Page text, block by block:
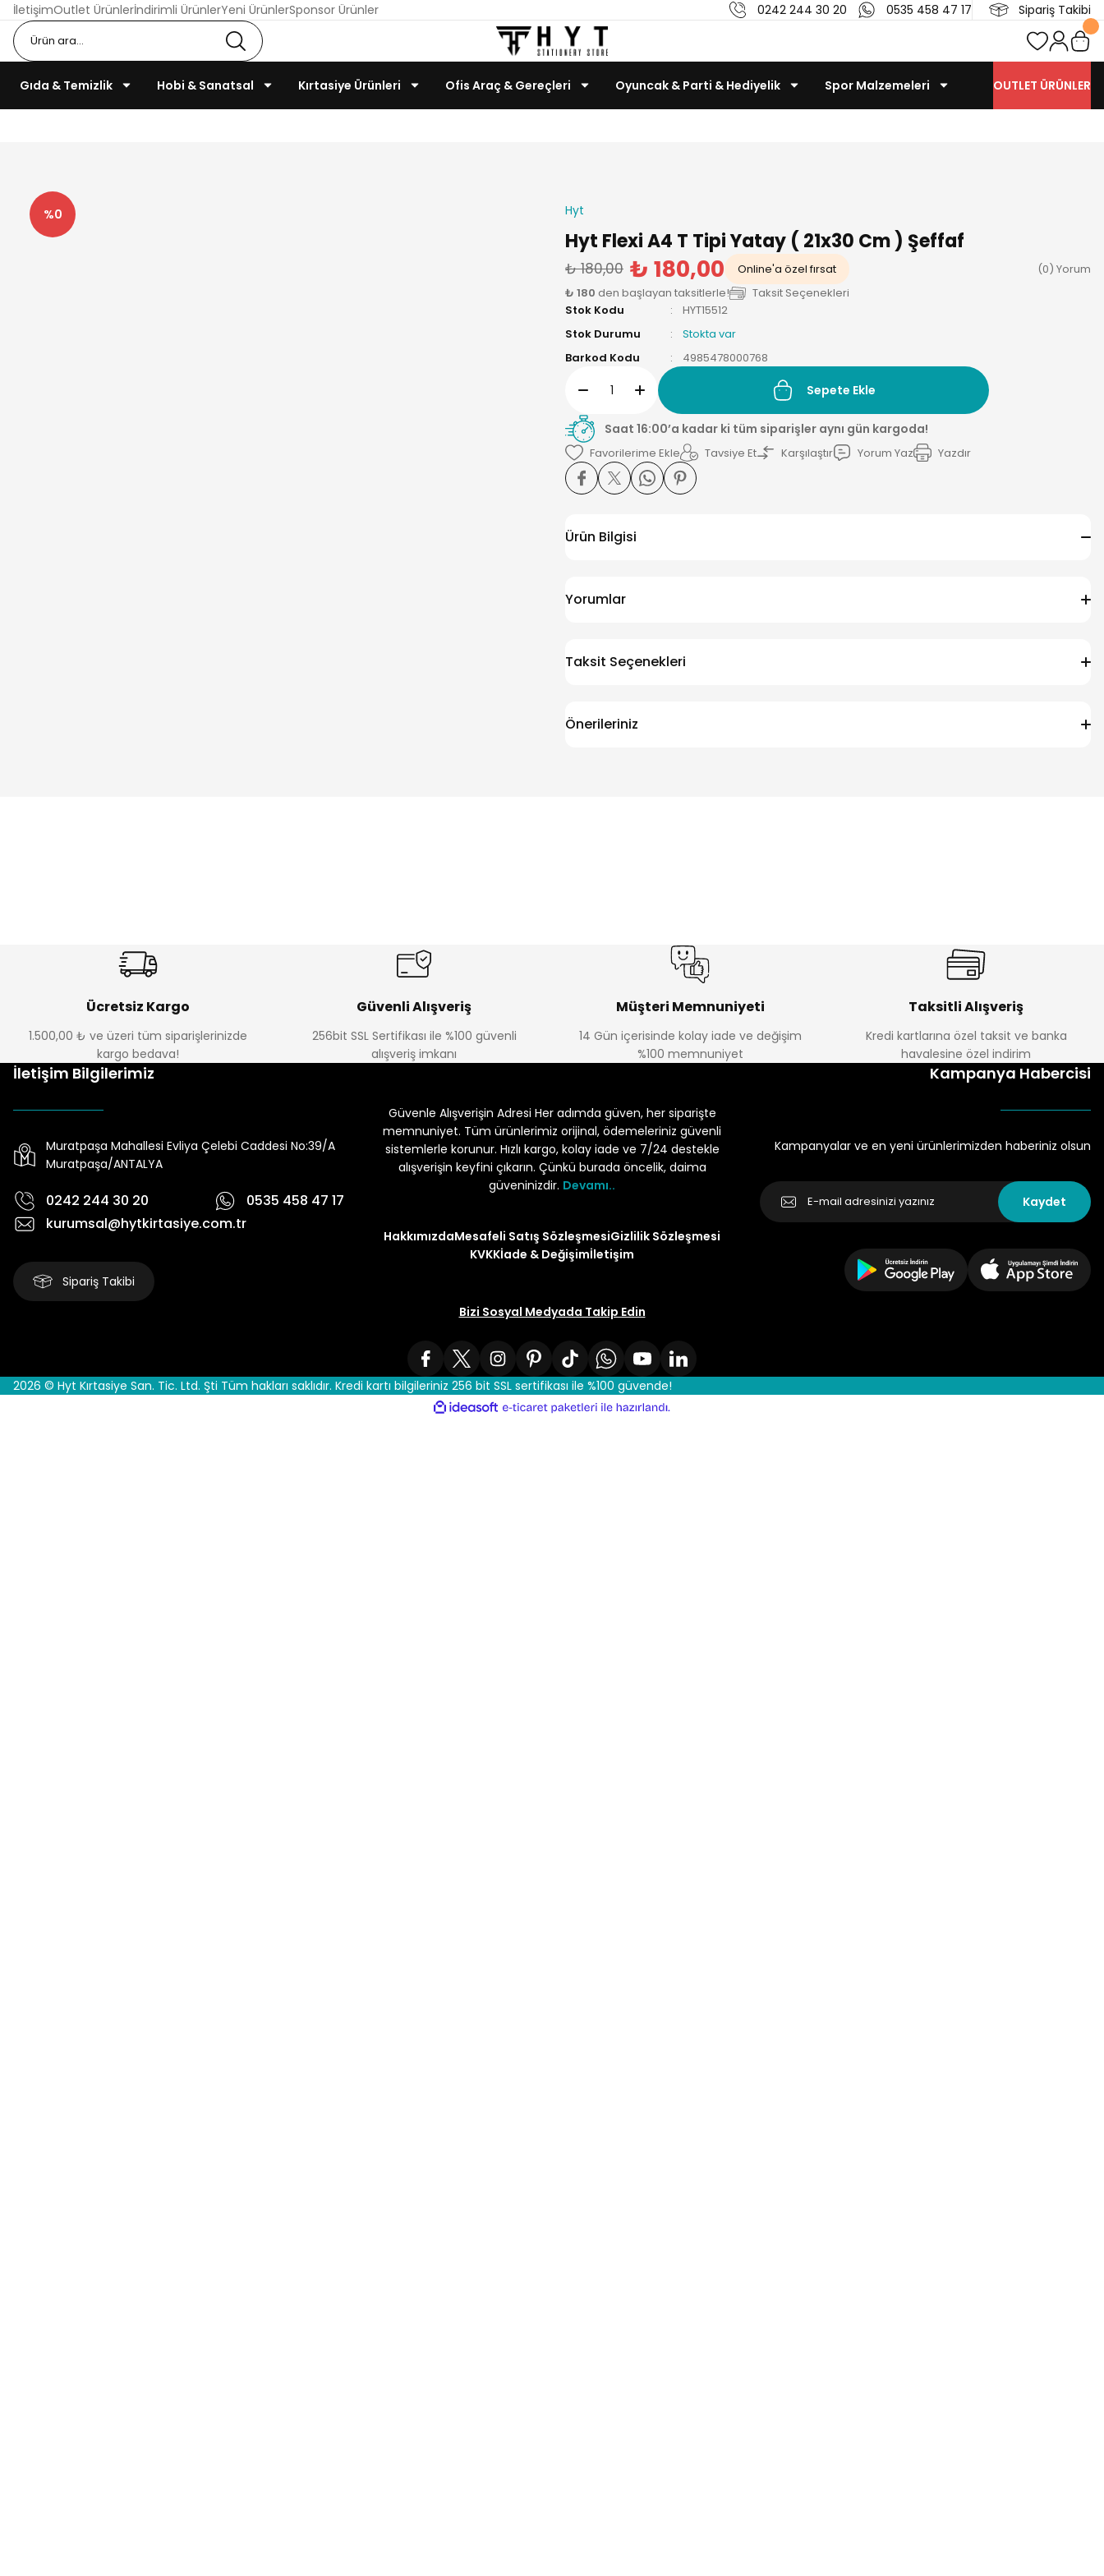
İletişimOutlet Ürünlerİndirimli ÜrünlerYeni ÜrünlerSponsor Ürünler 0242 244 30 20 0535 458 47 17 Sipariş Takibi
Gıda & Temizlik Hobi & Sanatsal Kırtasiye Ürünleri Ofis Araç & Gereçleri Oyuncak & Parti & Hediyelik Spor Malzemeleri OUTLET ÜRÜNLER
%0 Hyt
Hyt Flexi A4 T Tipi Yatay ( 21x30 Cm ) Şeffaf
₺ 180,00 ₺ 180,00 Online'a özel fırsat
(0) Yorum
₺ 180 den başlayan taksitlerle!
Taksit Seçenekleri
Stok Kodu
HYT15512
Stok Durumu
Stokta var
Barkod Kodu
4985478000768
Sepete Ekle
Saat 16:00’a kadar ki tüm siparişler aynı gün kargoda!
Tavsiye Et Karşılaştır Yorum Yaz Yazdır
Ürün Bilgisi
Yorumlar
Taksit Seçenekleri
Önerileriniz
Ücretsiz Kargo
1.500,00 ₺ ve üzeri tüm siparişlerinizde
kargo bedava!
Güvenli Alışveriş
256bit SSL Sertifikası ile %100 güvenli
alışveriş imkanı
Müşteri Memnuniyeti
14 Gün içerisinde kolay iade ve değişim
%100 memnuniyet
Taksitli Alışveriş
Kredi kartlarına özel taksit ve banka
havalesine özel indirim
İletişim Bilgilerimiz
Muratpaşa Mahallesi Evliya Çelebi Caddesi No:39/A
Muratpaşa/ANTALYA
0242 244 30 20
0535 458 47 17
kurumsal@hytkirtasiye.com.tr
Sipariş Takibi
Güvenle Alışverişin Adresi Her adımda güven, her siparişte
memnuniyet. Tüm ürünlerimiz orijinal, ödemeleriniz güvenli
sistemlerle korunur. Hızlı kargo, kolay iade ve 7/24 destekle
alışverişin keyfini çıkarın. Çünkü burada öncelik, daima
güveninizdir. Devamı..
HakkımızdaMesafeli Satış SözleşmesiGizlilik Sözleşmesi
KVKKİade & Değişimİletişim
Bizi Sosyal Medyada Takip Edin
Kampanya Habercisi
Kampanyalar ve en yeni ürünlerimizden haberiniz olsun
Kaydet
2026 © Hyt Kırtasiye San. Tic. Ltd. Şti Tüm hakları saklıdır. Kredi kartı bilgileriniz 256 bit SSL sertifikası ile %100 güvende!
ideasoft
e-